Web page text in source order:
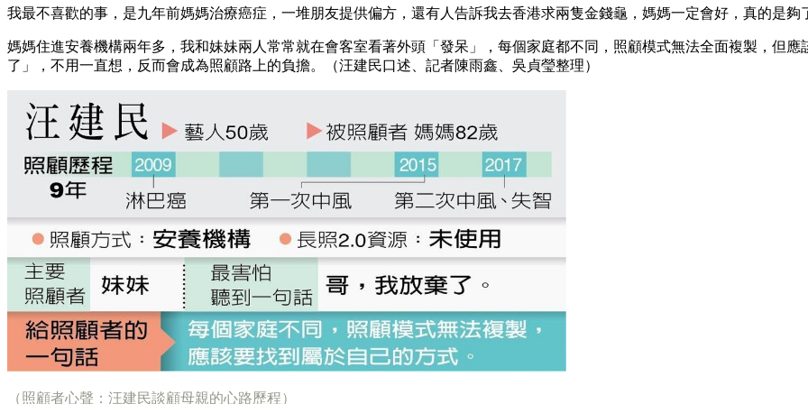
我最不喜歡的事，是九年前媽媽治療癌症，一堆朋友提供偏方，還有人告訴我去香港求兩隻金錢龜，媽媽一定會好，真的是夠
媽媽住進安養機構兩年多，我和妹妹兩人常常就在會客室看著外頭「發呆」，每個家庭都不同，照顧模式無法全面複製，但
了」，不用一直想，反而會成為照顧路上的負擔。（汪建民口述、記者陳雨鑫、吳貞瑩整理）
（照顧者心聲：汪建民談顧母親的心路歷程）